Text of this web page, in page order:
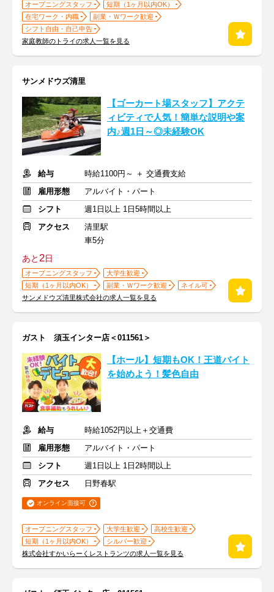
オープニングスタッフ
短期（1ヶ月以内OK）
在宅ワーク・内職
副業・Ｗワーク歓迎
シフト自由・自己申告
家庭教師のトライの求人一覧を見る
サンメドウズ清里
【ゴーカート場スタッフ】アクテ
ィビティで人気！簡単な説明や案
内♪週1日～◎未経験OK
給与
時給1100円～ ＋ 交通費支給
雇用形態
アルバイト・パート
シフト
週1日以上 1日5時間以上
アクセス
清里駅
車5分
あと2日
オープニングスタッフ
大学生歓迎
短期（1ヶ月以内OK）
副業・Ｗワーク歓迎
ネイル可
サンメドウズ清里株式会社の求人一覧を見る
ガスト 須玉インター店＜011561＞
【ホール】短期もOK！王道バイト
を始めよう！髪色自由
給与
時給1052円以上＋交通費
雇用形態
アルバイト・パート
シフト
週1日以上 1日2時間以上
アクセス
日野春駅
オンライン面接可
オープニングスタッフ 大学生歓迎
高校生歓迎
短期（1ヶ月以内OK）
シルバー歓迎
株式会社すかいらーくレストランツの求人一覧を見る